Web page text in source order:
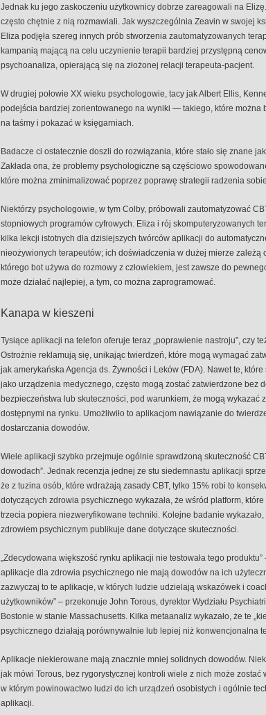
Jednak ku jego zaskoczeniu użytkownicy dobrze zareagowali na
często chętnie z nią rozmawiali. Jak wyszczególnia Zeavin w swojej
Eliza podjęła szereg innych prób stworzenia zautomatyzowanych
kampanią mającą na celu uczynienie terapii bardziej przystępną
psychoanaliza, opierającą się na złożonej relacji terapeuta-pacjent.
W drugiej połowie XX wieku psychologowie, tacy jak Albert Ellis,
podejścia bardziej zorientowanego na wyniki — takiego, które można
na taśmy i pokazać w księgarniach.
Badacze ci ostatecznie doszli do rozwiązania, które stało się znane
Zakłada ona, że ​​problemy psychologiczne są częściowo
które można zminimalizować poprzez poprawę strategii radzenia sobie.
Niektórzy psychologowie, w tym Colby, próbowali zautomatyzować
stopniowych programów cyfrowych. Eliza i rój skomputeryzowanych
kilka lekcji istotnych dla dzisiejszych twórców aplikacji do
nieożywionych terapeutów; ich doświadczenia w dużej mierze zależą
którego bot używa do rozmowy z człowiekiem, jest zawsze do
może działać najlepiej, a tym, co można zaprogramować.
Kanapa w kieszeni
Tysiące aplikacji na telefon oferuje teraz „poprawienie nastroju”, czy
Ostrożnie reklamują się, unikając twierdzeń, które mogą wymagać
jak amerykańska Agencja ds. Żywności i Leków (FDA). Nawet te,
jako urządzenia medycznego, często mogą zostać zatwierdzone bez
bezpieczeństwa lub skuteczności, pod warunkiem, że mogą wykazać
dostępnymi na rynku. Umożliwiło to aplikacjom nawiązanie do
dostarczania dowodów.
Wiele aplikacji szybko przejmuje ogólnie sprawdzoną skuteczność
dowodach”. Jednak recenzja jednej ze stu siedemnastu aplikacji
że ​​z tuzina osób, które wdrażają zasady CBT, tylko 15% robi to
dotyczących zdrowia psychicznego wykazała, że ​​wśród platform,
trzecia popiera niezweryfikowane techniki. Kolejne badanie
zdrowiem psychicznym publikuje dane dotyczące skuteczności.
„Zdecydowana większość rynku aplikacji nie testowała tego
aplikacje dla zdrowia psychicznego nie mają dowodów na ich
zazwyczaj to te aplikacje, w których ludzie udzielają wskazówek i
użytkowników” – przekonuje John Torous, dyrektor Wydziału
Bostonie w stanie Massachusetts. Kilka metaanaliz wykazało, że te
psychicznego działają porównywalnie lub lepiej niż konwencjonalna
Aplikacje niekierowane mają znacznie mniej solidnych dowodów.
jak mówi Torous, bez rygorystycznej kontroli wiele z nich może zostać
w którym powinowactwo ludzi do ich urządzeń osobistych i ogólnie
aplikacji.